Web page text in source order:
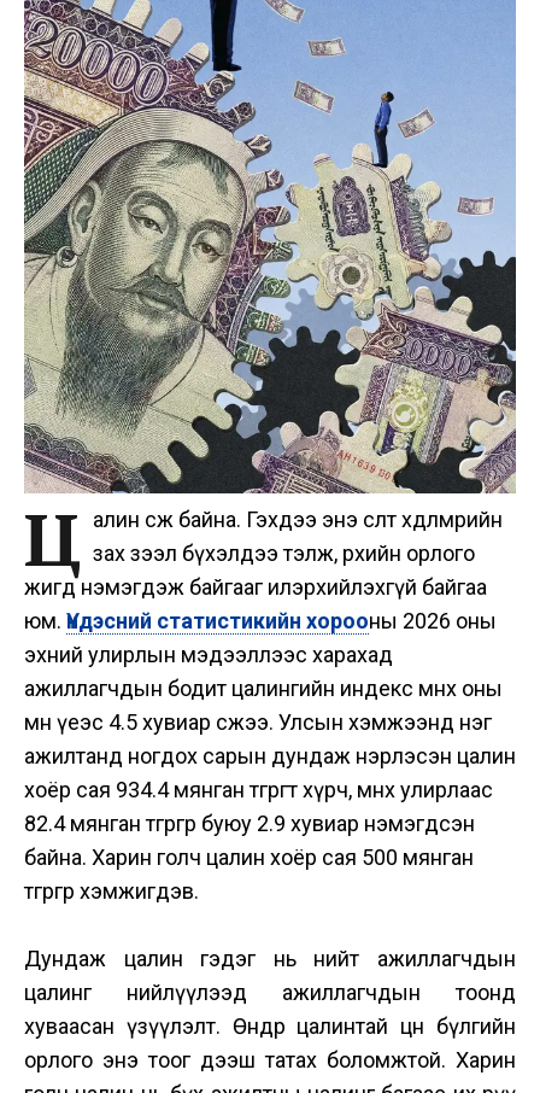
Ц алин өсөж байна. Гэхдээ энэ өсөлт хөдөлмөрийн
зах зээл бүхэлдээ тэлж, өрхийн орлого
жигд нэмэгдэж байгааг илэрхийлэхгүй байгаа
юм. Үндэсний статистикийн хорооны 2026 оны
эхний улирлын мэдээллээс харахад
ажиллагчдын бодит цалингийн индекс өмнөх оны
мөн үеэс 4.5 хувиар өсжээ. Улсын хэмжээнд нэг
ажилтанд ногдох сарын дундаж нэрлэсэн цалин
хоёр сая 934.4 мянган төгрөгт хүрч, өмнөх улирлаас
82.4 мянган төгрөгөөр буюу 2.9 хувиар нэмэгдсэн
байна. Харин голч цалин хоёр сая 500 мянган
төгрөгөөр хэмжигдэв.
Дундаж цалин гэдэг нь нийт ажиллагчдын
цалинг нийлүүлээд ажиллагчдын тоонд
хуваасан үзүүлэлт. Өндөр цалинтай цөөн бүлгийн
орлого энэ тоог дээш татах боломжтой. Харин